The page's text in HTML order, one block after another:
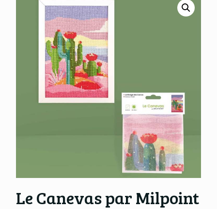
Le Canevas par Milpoint